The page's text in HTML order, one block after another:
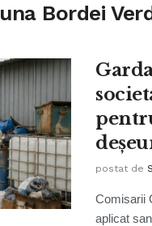
Bordei
postat de
Comisarii
aplicat